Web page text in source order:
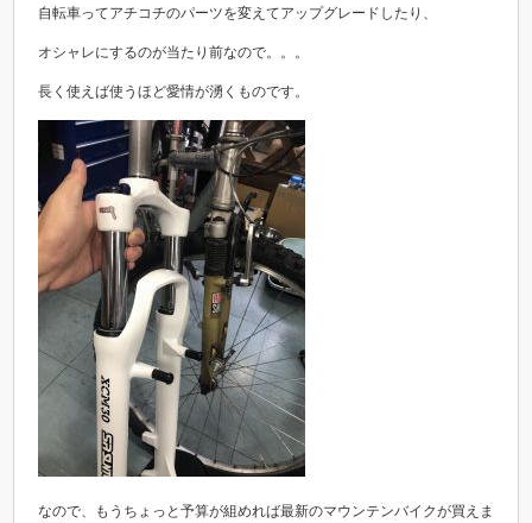
自転車ってアチコチのパーツを変えてアップグレードしたり、
オシャレにするのが当たり前なので。。。
長く使えば使うほど愛情が湧くものです。
なので、もうちょっと予算が組めれば最新のマウンテンバイクが買えま